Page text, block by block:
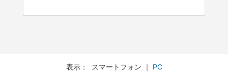
表示： スマートフォン ｜ PC